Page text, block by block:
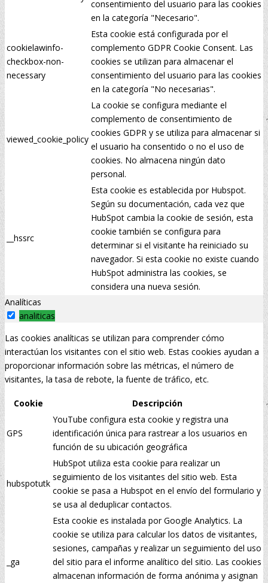
consentimiento del usuario para las cookies
en la categoría "Necesario".
cookielawinfo-
checkbox-non-
necessary
Esta cookie está configurada por el
complemento GDPR Cookie Consent. Las
cookies se utilizan para almacenar el
consentimiento del usuario para las cookies
en la categoría "No necesarias".
viewed_cookie_policy
La cookie se configura mediante el
complemento de consentimiento de
cookies GDPR y se utiliza para almacenar si
el usuario ha consentido o no el uso de
cookies. No almacena ningún dato
personal.
__hssrc
Esta cookie es establecida por Hubspot.
Según su documentación, cada vez que
HubSpot cambia la cookie de sesión, esta
cookie también se configura para
determinar si el visitante ha reiniciado su
navegador. Si esta cookie no existe cuando
HubSpot administra las cookies, se
considera una nueva sesión.
Analíticas
analiticas
Las cookies analíticas se utilizan para comprender cómo
interactúan los visitantes con el sitio web. Estas cookies ayudan a
proporcionar información sobre las métricas, el número de
visitantes, la tasa de rebote, la fuente de tráfico, etc.
Cookie Descripción
GPS
YouTube configura esta cookie y registra una
identificación única para rastrear a los usuarios en
función de su ubicación geográfica
hubspotutk
HubSpot utiliza esta cookie para realizar un
seguimiento de los visitantes del sitio web. Esta
cookie se pasa a Hubspot en el envío del formulario y
se usa al deduplicar contactos.
_ga
Esta cookie es instalada por Google Analytics. La
cookie se utiliza para calcular los datos de visitantes,
sesiones, campañas y realizar un seguimiento del uso
del sitio para el informe analítico del sitio. Las cookies
almacenan información de forma anónima y asignan